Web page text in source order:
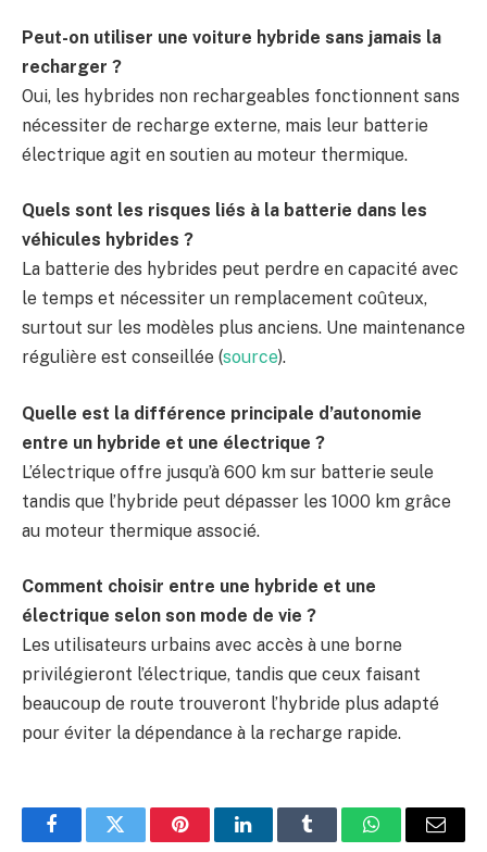
Peut-on utiliser une voiture hybride sans jamais la
recharger ?
Oui, les hybrides non rechargeables fonctionnent sans
nécessiter de recharge externe, mais leur batterie
électrique agit en soutien au moteur thermique.
Quels sont les risques liés à la batterie dans les
véhicules hybrides ?
La batterie des hybrides peut perdre en capacité avec
le temps et nécessiter un remplacement coûteux,
surtout sur les modèles plus anciens. Une maintenance
régulière est conseillée (source).
Quelle est la différence principale d’autonomie
entre un hybride et une électrique ?
L’électrique offre jusqu’à 600 km sur batterie seule
tandis que l’hybride peut dépasser les 1000 km grâce
au moteur thermique associé.
Comment choisir entre une hybride et une
électrique selon son mode de vie ?
Les utilisateurs urbains avec accès à une borne
privilégieront l’électrique, tandis que ceux faisant
beaucoup de route trouveront l’hybride plus adapté
pour éviter la dépendance à la recharge rapide.
FacebookTwitter PinterestLinkedInTumblr WhatsApp
E-